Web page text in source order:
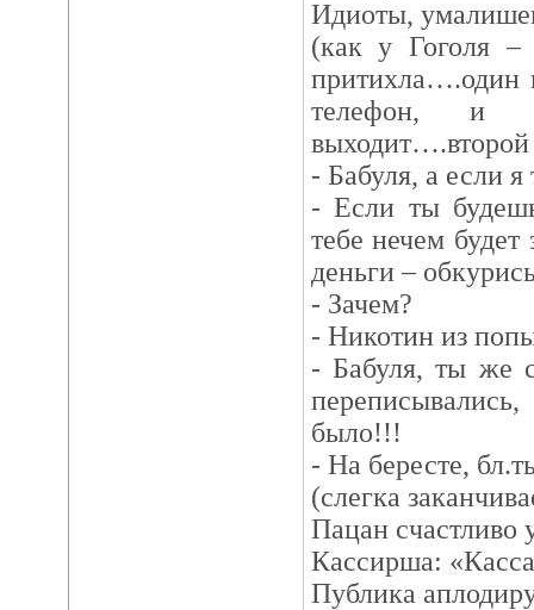
Идиоты,
(как у Гоголя
притихла….один
телефон, и
- Бабуля, а если я
- Если ты
тебе нечем будет
деньги –
- Зачем?
- Никотин из
- Бабуля, ты же
было!!!
- На бересте,
(слегка
Пацан счастливо
Кассирша: «Касса
Публика